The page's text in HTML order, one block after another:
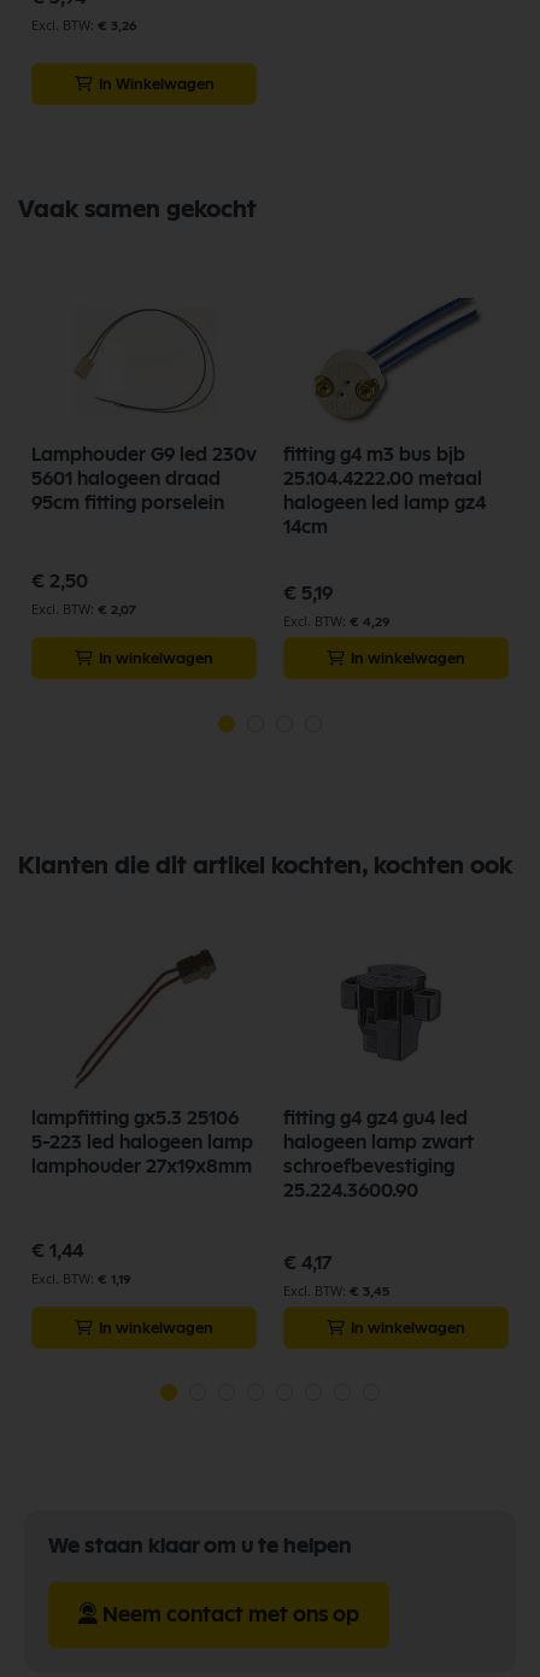
€ 3,26
In Winkelwagen
Vaak samen gekocht
Lamphouder G9 led 230v
5601 halogeen draad
95cm fitting porselein
€ 2,50
€ 2,07
In winkelwagen
fitting g4 m3 bus bjb
25.104.4222.00 metaal
halogeen led lamp gz4
14cm
€ 5,19
€ 4,29
In winkelwagen
Klanten die dit artikel kochten, kochten ook
lampfitting gx5.3 25106
5-223 led halogeen lamp
lamphouder 27x19x8mm
€ 1,44
€ 1,19
In winkelwagen
fitting g4 gz4 gu4 led
halogeen lamp zwart
schroefbevestiging
25.224.3600.90
€ 4,17
€ 3,45
In winkelwagen
We staan klaar om u te helpen
Neem contact met ons op